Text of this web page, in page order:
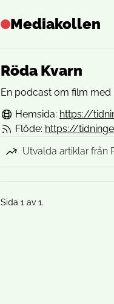
Mediakollen
Röda Kvarn
En podcast om film med
Hemsida: https://
Flöde: https://
Utvalda artiklar från
Sida 1 av 1.